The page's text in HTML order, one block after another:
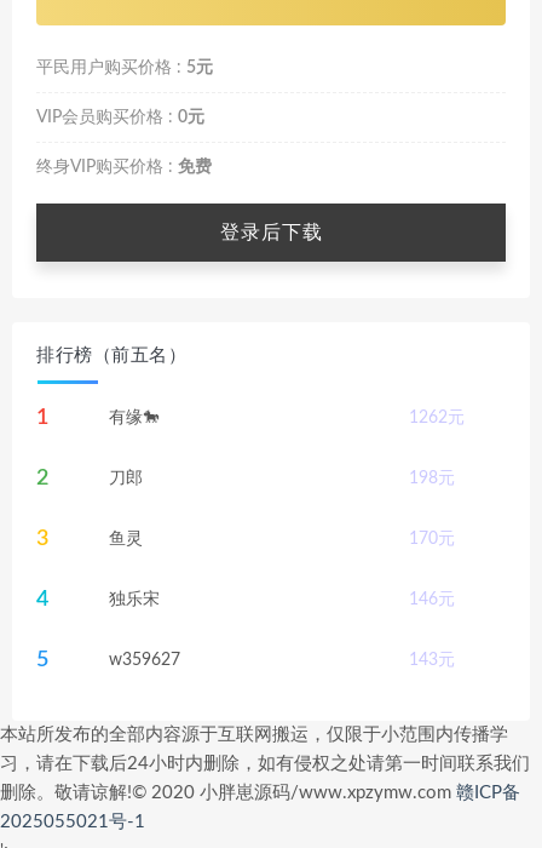
平民用户购买价格 : 5元
VIP会员购买价格 : 0元
终身VIP购买价格 : 免费
登录后下载
排行榜（前五名）
1 有缘🐎 1262元
2 刀郎 198元
3 鱼灵 170元
4 独乐宋 146元
5 w359627 143元
本站所发布的全部内容源于互联网搬运，仅限于小范围内传播学
习，请在下载后24小时内删除，如有侵权之处请第一时间联系我们
删除。敬请谅解!© 2020 小胖崽源码/www.xpzymw.com 赣ICP备
2025055021号-1